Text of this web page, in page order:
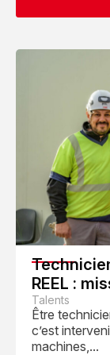
REEL :
quotidien
Talents
Être
c’est
machines,...